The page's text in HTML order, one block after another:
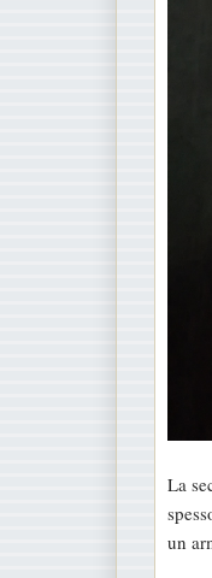
La
un